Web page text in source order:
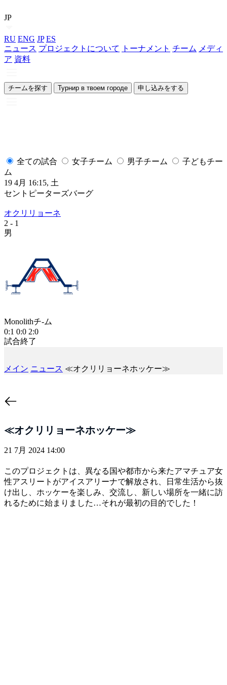
JP
RU ENG JP ES
ニュース プロジェクトについて トーナメント チーム メディ
ア 資料
チームを探す Турнир в твоем городе 申し込みをする
全ての試合 女子チーム 男子チーム
子どもチー
ム
19 4月 16:15, 土
セントピーターズバーグ
オクリリョーネ
2 - 1
男
Monolithチ-ム
0:1 0:0 2:0
試合終了
メイン ニュース ≪オクリリョーネホッケー≫
≪オクリリョーネホッケー≫
21 7月 2024 14:00
このプロジェクトは、異なる国や都市から来たアマチュア女
性アスリートがアイスアリーナで解放され、日常生活から抜
け出し、ホッケーを楽しみ、交流し、新しい場所を一緒に訪
れるために始まりました…それが最初の目的でした！